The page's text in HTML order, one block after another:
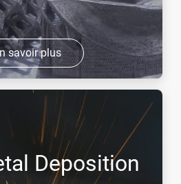
savoir plus
Deposition